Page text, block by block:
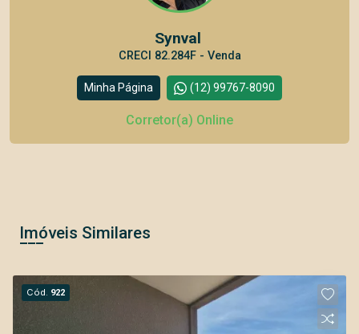
Synval
CRECI 82.284F - Venda
Minha Página (12) 99767-8090
Corretor(a) Online
Imóveis Similares
Cód. 922